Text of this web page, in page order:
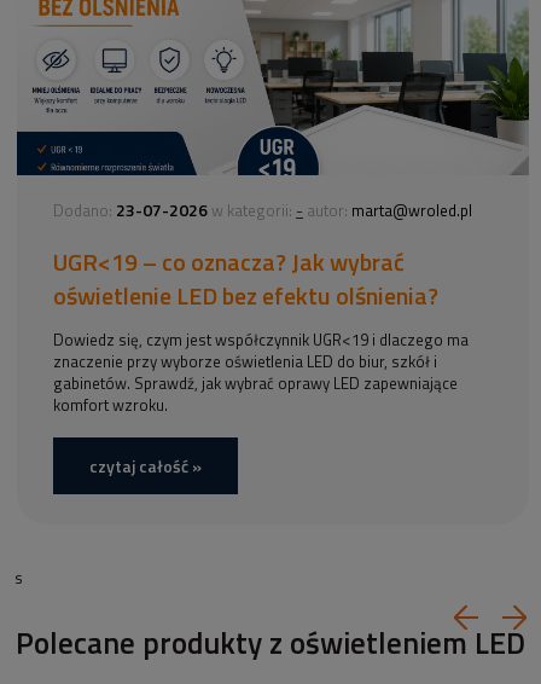
Dodano: 23-07-2026 w kategorii: - autor: marta@wroled.pl
UGR<19 – co oznacza? Jak wybrać
oświetlenie LED bez efektu olśnienia?
Dowiedz się, czym jest współczynnik UGR<19 i dlaczego ma
znaczenie przy wyborze oświetlenia LED do biur, szkół i
gabinetów. Sprawdź, jak wybrać oprawy LED zapewniające
komfort wzroku.
czytaj całość »
s
Polecane produkty z oświetleniem LED